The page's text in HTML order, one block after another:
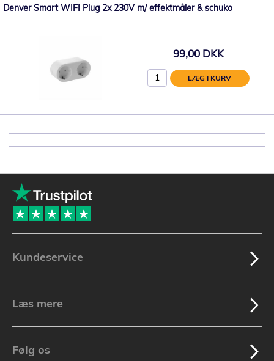
Denver Smart WIFI Plug 2x 230V m/ effektmåler & schuko
99,00 DKK
LÆG I KURV
Kundeservice
Læs mere
Følg os